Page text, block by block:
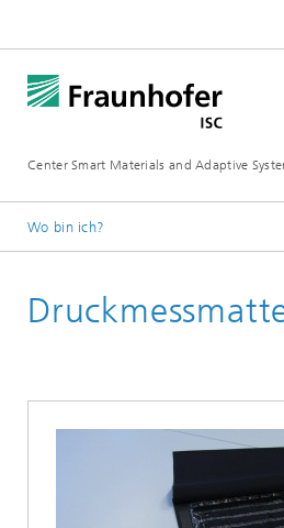
Center Smart Materials and Adaptive
Wo bin ich?
Anwendungen